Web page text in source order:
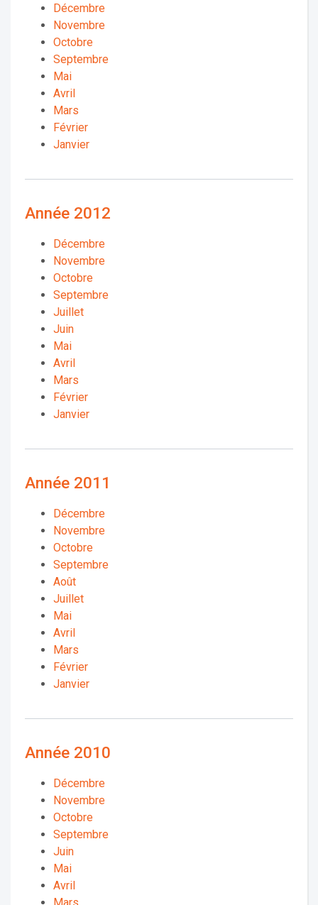
Décembre
Novembre
Octobre
Septembre
Mai
Avril
Mars
Février
Janvier
Année 2012
Décembre
Novembre
Octobre
Septembre
Juillet
Juin
Mai
Avril
Mars
Février
Janvier
Année 2011
Décembre
Novembre
Octobre
Septembre
Août
Juillet
Mai
Avril
Mars
Février
Janvier
Année 2010
Décembre
Novembre
Octobre
Septembre
Juin
Mai
Avril